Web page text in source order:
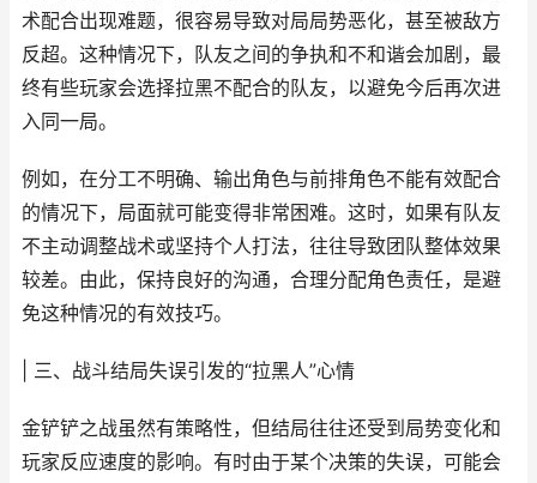
术配合出现难题，很容易导致对局局势恶化，甚至被敌方
反超。这种情况下，队友之间的争执和不和谐会加剧，最
终有些玩家会选择拉黑不配合的队友，以避免今后再次进
入同一局。
例如，在分工不明确、输出角色与前排角色不能有效配合
的情况下，局面就可能变得非常困难。这时，如果有队友
不主动调整战术或坚持个人打法，往往导致团队整体效果
较差。由此，保持良好的沟通，合理分配角色责任，是避
免这种情况的有效技巧。
| 三、战斗结局失误引发的“拉黑人”心情
金铲铲之战虽然有策略性，但结局往往还受到局势变化和
玩家反应速度的影响。有时由于某个决策的失误，可能会